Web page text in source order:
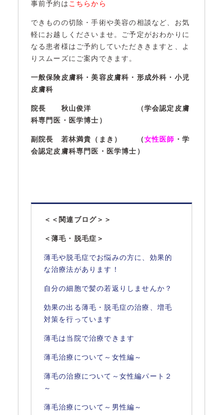
事前予約は こちらから
できものの切除・手術や美容の相談など、お気
軽にお越しくださいませ。ご予定がおわかりに
なる患者様はご予約していただききますと、よ
りスムーズにご案内できます。
一般保険皮膚科・美容皮膚科・形成外科・小児
皮膚科
院長 秋山俊洋 （学会認定皮膚
科専門医・医学博士）
副院長 若林満貴（まき） （女性医師 ・学
会認定皮膚科専門医・医学博士）
＜＜関連ブログ＞＞
＜薄毛・脱毛症＞
薄毛や脱毛症でお悩みの方に、効果的
な治療法があります！
自分の細胞で髪の若返りしませんか？
効果の出る薄毛・脱毛症の治療、増毛
対策を行っています
薄毛は当院で治療できます
薄毛治療について～女性編～
薄毛の治療について～女性編パート２
～
薄毛治療について～男性編～